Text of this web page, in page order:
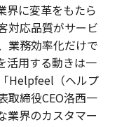
界に変革をもたら
対応品質がサービ
業務効率化だけで
活用する動きは一
Helpfeel（ヘルプ
取締役CEO洛西一
業界のカスタマー